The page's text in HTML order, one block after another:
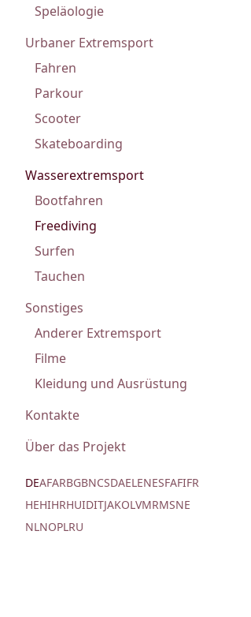
Speläologie
Urbaner Extremsport
Fahren
Parkour
Scooter
Skateboarding
Wasserextremsport
Bootfahren
Freediving
Surfen
Tauchen
Sonstiges
Anderer Extremsport
Filme
Kleidung und Ausrüstung
Kontakte
Über das Projekt
DEAFARBGBNCSDAELENESFAFIFR
HEHIHRHUIDITJAKOLVMRMSNE
NLNOPLRU